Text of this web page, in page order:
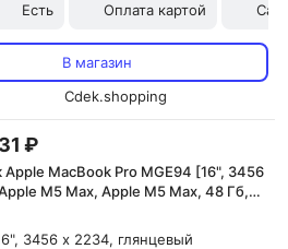
Есть Оплата картой
В магазин
Cdek.shopping
₽
Apple MacBook Pro MGE94 [16", 3456
M5 Max, Apple M5 Max, 48 Гб,
Mac OS]
3456 x 2234, глянцевый